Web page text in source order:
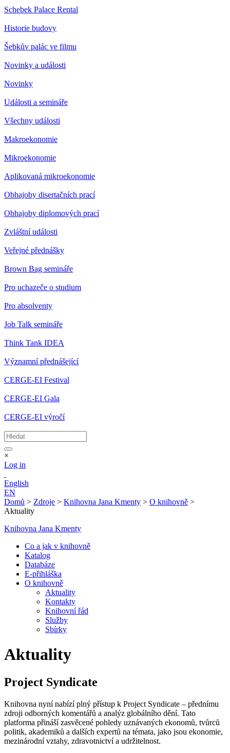
Schebek Palace Rental
Historie budovy
Šebkův palác ve filmu
Novinky a události
Novinky
Události a semináře
Všechny události
Makroekonomie
Mikroekonomie
Aplikovaná mikroekonomie
Obhajoby disertačních prací
Obhajoby diplomových prací
Zvláštní události
Veřejné přednášky
Brown Bag semináře
Pro uchazeče o studium
Pro absolventy
Job Talk semináře
Think Tank IDEA
Významní přednášející
CERGE-EI Festival
CERGE-EI Gala
CERGE-EI výročí
×
Log in
English
EN
Domů > Zdroje > Knihovna Jana Kmenty > O knihovně >
Aktuality
Knihovna Jana Kmenty
Co a jak v knihovně
Katalog
Databáze
E-přihláška
O knihovně
Aktuality
Kontakty
Knihovní řád
Služby
Sbírky
Aktuality
Project Syndicate
Knihovna nyní nabízí plný přístup k Project Syndicate – přednímu
zdroji odborných komentářů a analýz globálního dění. Tato
platforma přináší zasvěcené pohledy uznávaných ekonomů, tvůrců
politik, akademiků a dalších expertů na témata, jako jsou ekonomie,
mezinárodní vztahy, zdravotnictví a udržitelnost.